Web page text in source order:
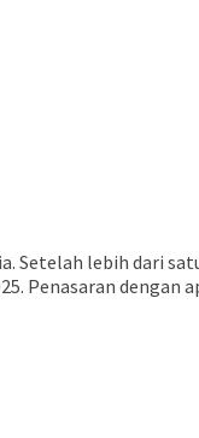
Setelah lebih dari
Penasaran dengan